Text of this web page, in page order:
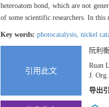
heteroatom bond, which are not
of some scientific researchers. In this
Key words: photocatalysis, nickel
引用此文
阮利
Ruan
J.
导出